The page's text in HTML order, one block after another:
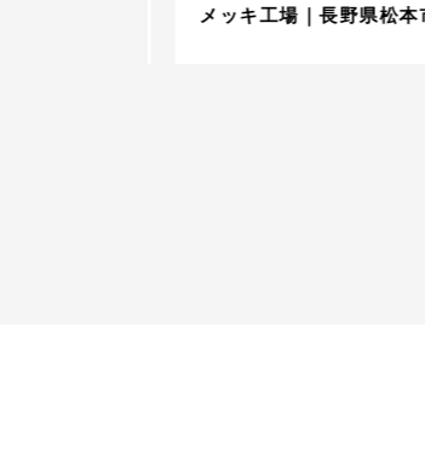
メッキ工場｜長野県松本市